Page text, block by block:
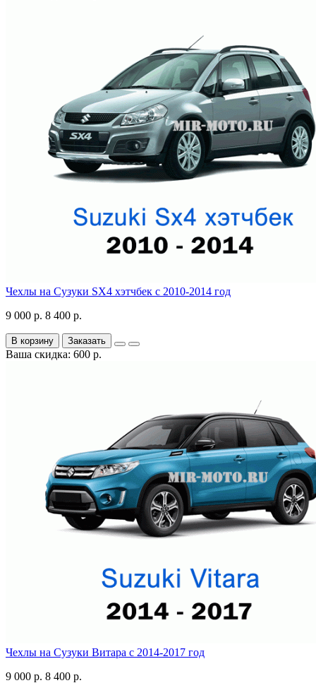
Чехлы на Сузуки SX4 хэтчбек с 2010-2014 год
9 000 р. 8 400 р.
В корзину Заказать
Ваша скидка: 600 р.
Чехлы на Сузуки Витара с 2014-2017 год
9 000 р. 8 400 р.